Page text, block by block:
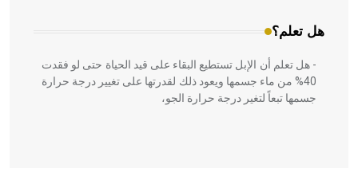
هل تعلم؟
- هل تعلم أن الإبل تستطيع البقاء على قيد الحياة حتى لو فقدت
40% من ماء جسمها ويعود ذلك لقدرتها على تغيير درجة حرارة
جسمها تبعاً لتغير درجة حرارة الجو،